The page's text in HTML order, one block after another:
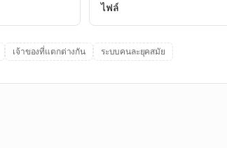
ไฟล์
เจ้าของที่แตกต่างกัน ระบบคนละยุคสมัย